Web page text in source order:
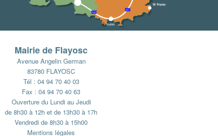
Mairie de Flayosc
Avenue Angelin German
83780 FLAYOSC
Tél : 04 94 70 40 03
Fax : 04 94 70 40 63
Ouverture du Lundi au Jeudi
de 8h30 à 12h et de 13h30 à 17h
Vendredi de 8h30 à 15h00
Mentions légales